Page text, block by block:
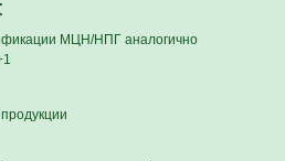
МЦН/НПГ аналогично